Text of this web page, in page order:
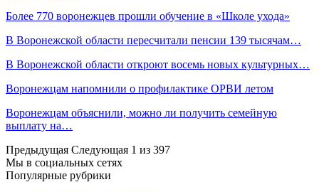
Более 770 воронежцев прошли обучение в «Школе ухода»
В Воронежской области пересчитали пенсии 139 тысячам…
В Воронежской области откроют восемь новых культурных…
Воронежцам напомнили о профилактике ОРВИ летом
Воронежцам объяснили, можно ли получить семейную
выплату на…
Предыдущая Следующая 1 из 397
Мы в социальных сетях
Популярные рубрики